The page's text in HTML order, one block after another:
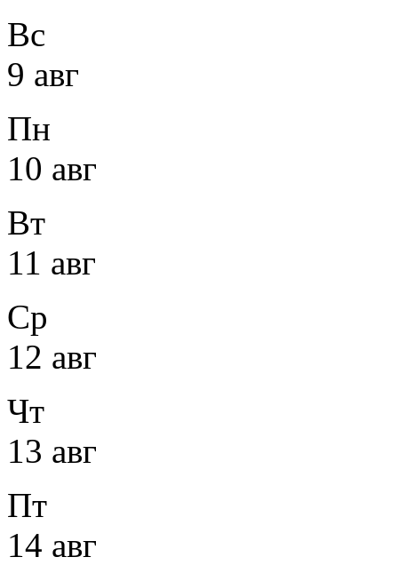
Вс
9 авг
Пн
10 авг
Вт
11 авг
Ср
12 авг
Чт
13 авг
Пт
14 авг